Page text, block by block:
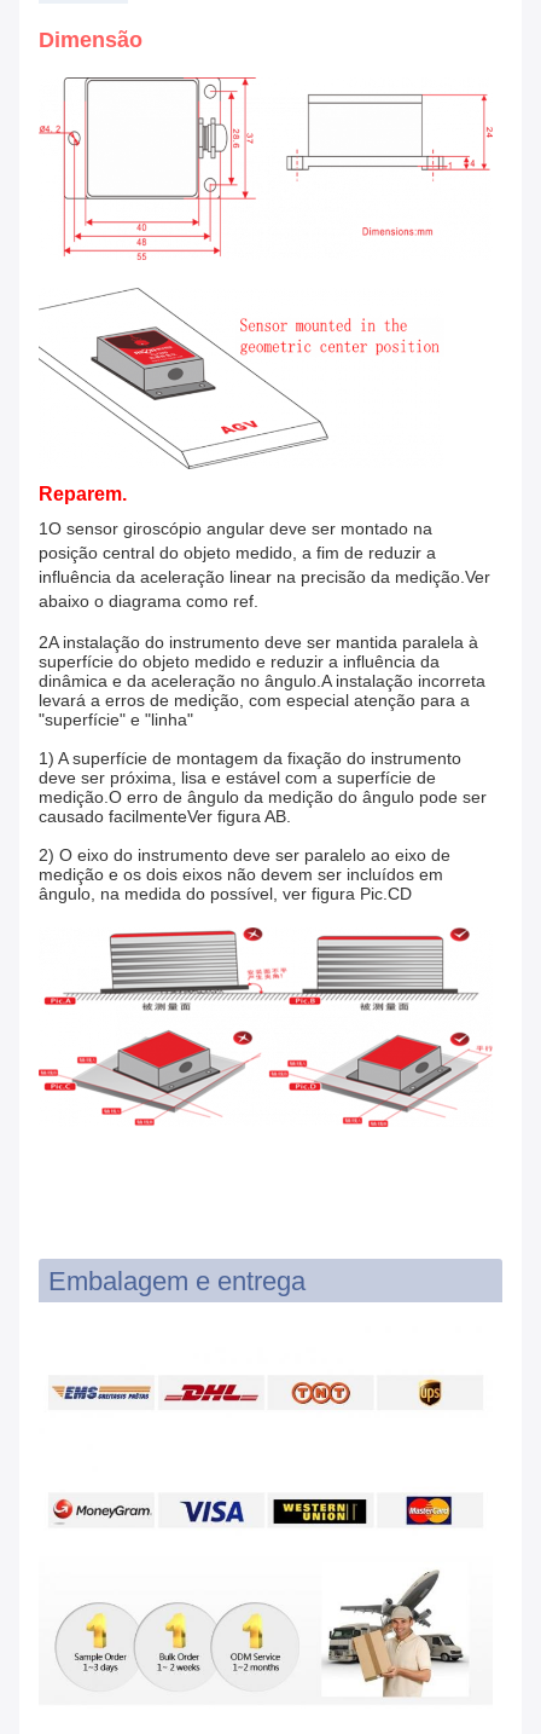
Dimensão
Reparem.
1O sensor giroscópio angular deve ser montado na
posição central do objeto medido, a fim de reduzir a
influência da aceleração linear na precisão da medição.Ver
abaixo o diagrama como ref.
2A instalação do instrumento deve ser mantida paralela à
superfície do objeto medido e reduzir a influência da
dinâmica e da aceleração no ângulo.A instalação incorreta
levará a erros de medição, com especial atenção para a
"superfície" e "linha"
1) A superfície de montagem da fixação do instrumento
deve ser próxima, lisa e estável com a superfície de
medição.O erro de ângulo da medição do ângulo pode ser
causado facilmenteVer figura AB.
2) O eixo do instrumento deve ser paralelo ao eixo de
medição e os dois eixos não devem ser incluídos em
ângulo, na medida do possível, ver figura Pic.CD
Embalagem e entrega